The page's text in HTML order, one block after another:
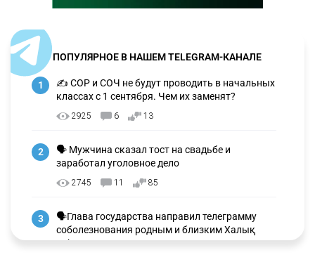
ПОПУЛЯРНОЕ В НАШЕМ TELEGRAM-КАНАЛЕ
1
✍️ СОР и СОЧ не будут проводить в начальных
классах с 1 сентября. Чем их заменят?
2925 6 13
2
🗣 Мужчина сказал тост на свадьбе и
заработал уголовное дело
2745 11 85
3
🗣Глава государства направил телеграмму
соболезнования родным и близким Халық
қаһарманы Ивана Гапича